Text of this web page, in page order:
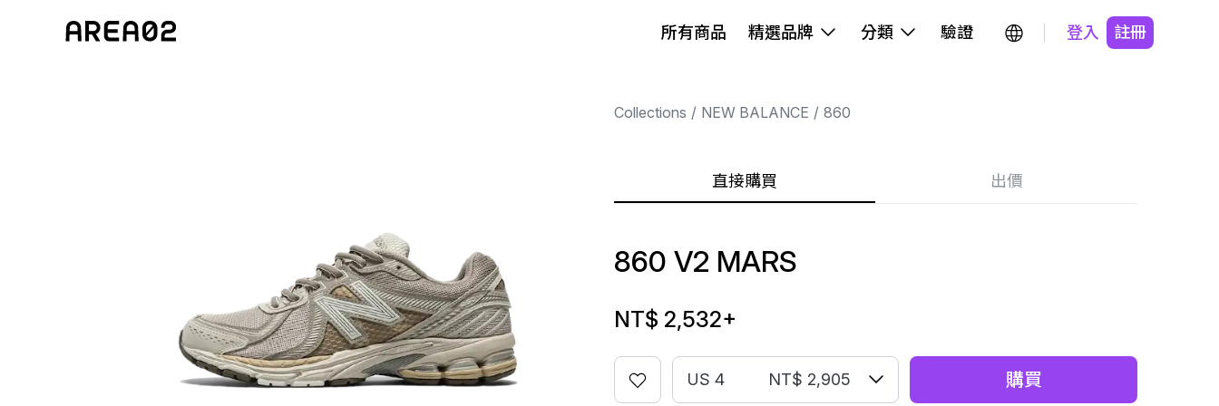
所有商品 精選品牌 分類 驗證 登入 註冊
Collections NEW BALANCE 860
直接購買 出價
860 V2 MARS
NT$ 2,532+
US 4 NT$ 2,905 購買